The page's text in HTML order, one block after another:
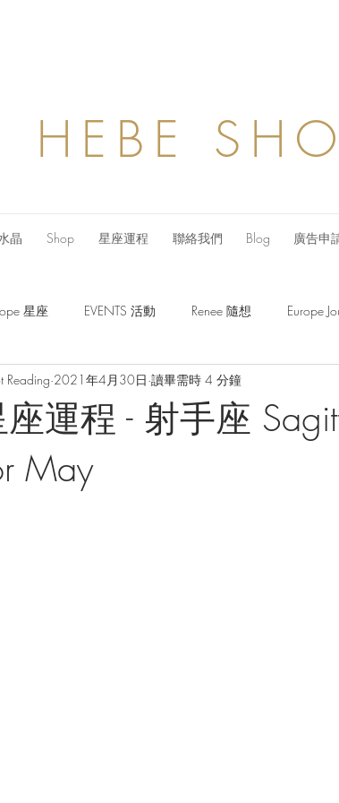
HEBE
晶 Shop 星座運程 聯絡我們 Blog 廣告申
星座 EVENTS 活動 Renee 隨想 Europe
運程 - 射手座
May
Reading 2021年4月30日 讀畢需時 4 分鐘